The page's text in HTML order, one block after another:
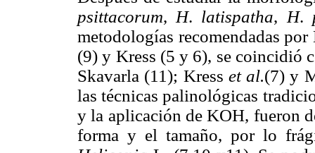
psittacorum, H. latispatha, H.
metodologías recomendadas
(9) y Kress (5 y 6), se coincidió
Skavarla (11); Kress et al.(7) y
las técnicas palinológicas
y la aplicación de KOH, fueron
forma y el tamaño, por lo